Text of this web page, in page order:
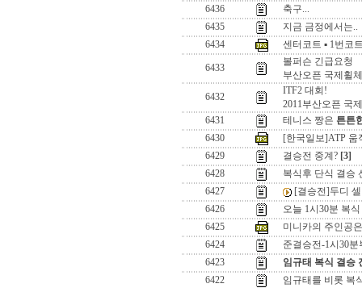
6436
축구...
6435
지금 금정에서는..
6434
센터코트 ▪ 1번코
6433
볼퍼슨 긴급요청
부산오픈 국제휠
6432
ITF2 대회!
2011부산오픈 국
6431
테니스 짱은 튼튼
6430
[한국일보]ATP 움
6429
결승전 중계? [3]
6428
복식후 단식 결승
6427
[결승전]두디
6426
오늘 1시30분 복
6425
미니카의 주인공
6424
준결승전-1시30
6423
임규태 복식 결승
6422
임규태를 비롯 복